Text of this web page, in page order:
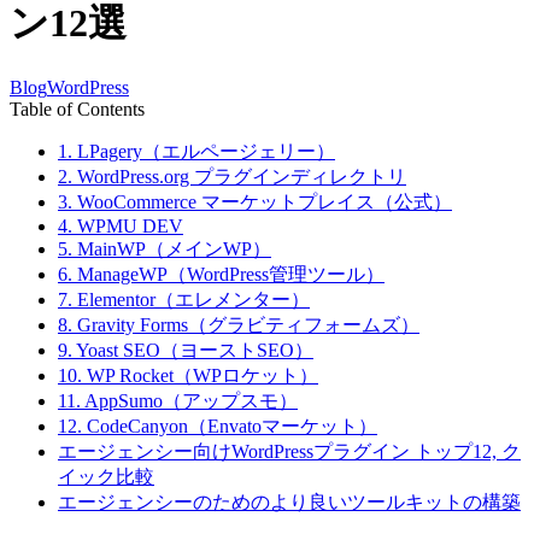
ン12選
BlogWordPress
Table of Contents
1. LPagery（エルページェリー）
2. WordPress.org プラグインディレクトリ
3. WooCommerce マーケットプレイス（公式）
4. WPMU DEV
5. MainWP（メインWP）
6. ManageWP（WordPress管理ツール）
7. Elementor（エレメンター）
8. Gravity Forms（グラビティフォームズ）
9. Yoast SEO（ヨーストSEO）
10. WP Rocket（WPロケット）
11. AppSumo（アップスモ）
12. CodeCanyon（Envatoマーケット）
エージェンシー向けWordPressプラグイン トップ12, ク
イック比較
エージェンシーのためのより良いツールキットの構築